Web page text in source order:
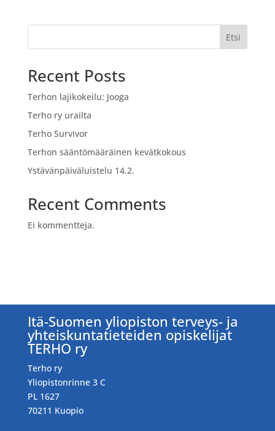
Etsi
Recent Posts
Terhon lajikokeilu: Jooga
Terho ry urailta
Terho Survivor
Terhon sääntömääräinen kevätkokous
Ystävänpäiväluistelu 14.2.
Recent Comments
Ei kommentteja.
Itä-Suomen yliopiston terveys- ja
yhteiskuntatieteiden opiskelijat
TERHO ry
Terho ry
Yliopistonrinne 3 C
PL 1627
70211 Kuopio